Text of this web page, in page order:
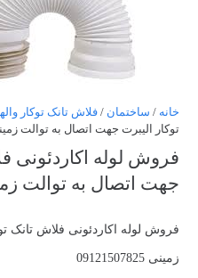
خانه / ساختمان / فلاش تانک توکار
توکار الیبرت جهت اتصال به توالت زمینی
فروش لوله اکاردئونی
جهت اتصال به توالت زمینی
فروش لوله اکاردئونی فلاش تانک
زمینی 09121507825